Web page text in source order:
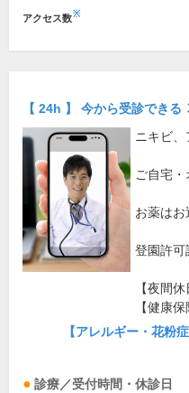
アクセス数※
【 24h 】 今から受診できる
ニキビ、
ご自宅
お薬はお
登園許可
【夜間
【健康保
【アレルギー・花粉
診療／受付時間・休診日